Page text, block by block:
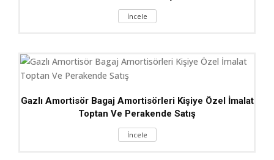
İncele
Gazlı Amortisör Bagaj Amortisörleri Kişiye Özel İmalat
Toptan Ve Perakende Satış
İncele